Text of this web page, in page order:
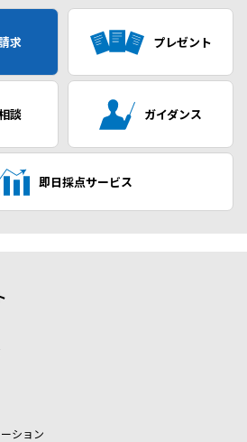
求 プレゼント
談 ガイダンス
即日採点サービス
ション